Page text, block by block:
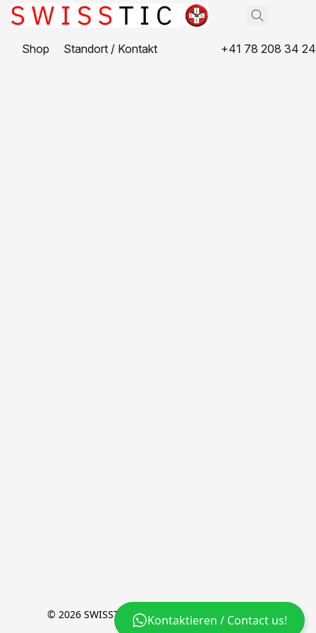
Kontaktieren / Contact us!
Shop Standort / Kontakt +41 78 208 34 24
© 2026 SWISSTIC [+] a brand of wyssion GmbH